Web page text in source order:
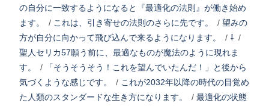
の自分に一致するようになると『最適化の法則』が働き始め
ます。
/ これは、引き寄せの法則のさらに先です。 / 望みの
方が自分に向かって飛び込んで来るようになります。
/ ⇩ /
聖人セリカ57願う前に、最適なものが魔法のように現れま
す。
/
「そうそうそう！これを望んでいたんだ！」と後から
気づくような感じです。
/ これが2032年以降の時代の目覚め
た人類のスタンダードな生き方になります。
/ 最適化の状態